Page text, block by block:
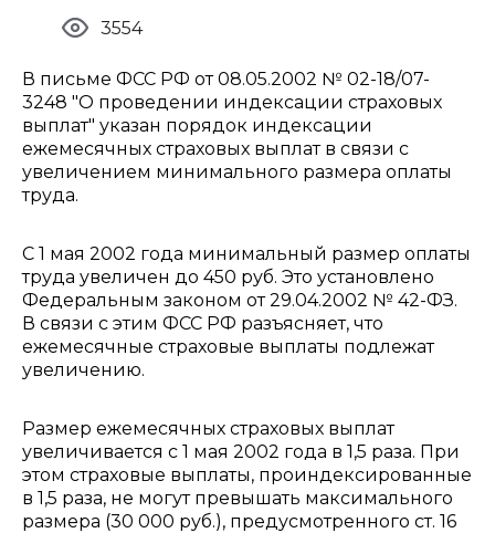
3554
В письме ФСС РФ от 08.05.2002 № 02-18/07-
3248 "О проведении индексации страховых
выплат" указан порядок индексации
ежемесячных страховых выплат в связи с
увеличением минимального размера оплаты
труда.
С 1 мая 2002 года минимальный размер оплаты
труда увеличен до 450 руб. Это установлено
Федеральным законом от 29.04.2002 № 42-ФЗ.
В связи с этим ФСС РФ разъясняет, что
ежемесячные страховые выплаты подлежат
увеличению.
Размер ежемесячных страховых выплат
увеличивается с 1 мая 2002 года в 1,5 раза. При
этом страховые выплаты, проиндексированные
в 1,5 раза, не могут превышать максимального
размера (30 000 руб.), предусмотренного ст. 16